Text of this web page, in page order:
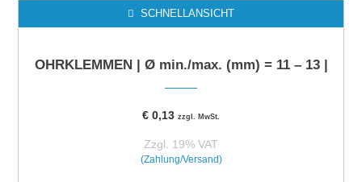
SCHNELLANSICHT
OHRKLEMMEN | Ø min./max. (mm) = 11 – 13 |
€ 0,13 zzgl. MwSt.
Zzgl. 19% VAT
(Zahlung/Versand)